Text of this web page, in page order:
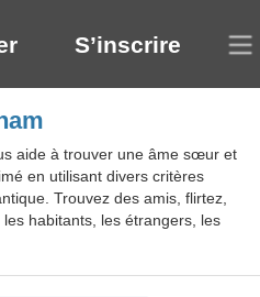
S’inscrire
aide à trouver une âme sœur et
en utilisant divers critères
Trouvez des amis, flirtez,
habitants, les étrangers, les